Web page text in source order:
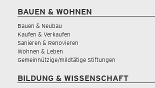
BAUEN & WOHNEN
Bauen & Neubau
Kaufen & Verkaufen
Sanieren & Renovieren
Wohnen & Leben
Gemeinnützige/mildtätige Stiftungen
BILDUNG & WISSENSCHAFT